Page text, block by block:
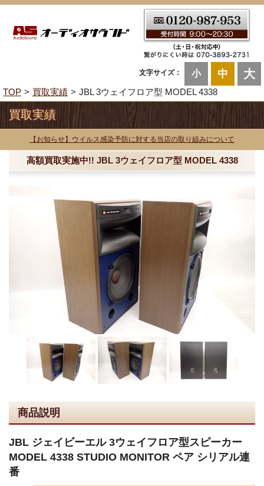
文字サイズ： 小 中 大
TOP 買取実績 JBL 3ウェイフロア型 MODEL 4338
買取実績
【お知らせ】ウイルス感染予防に対する当店の取り組みについて
高額買取実施中!! JBL 3ウェイフロア型 MODEL 4338
商品説明
JBL ジェイビーエル 3ウェイフロア型スピーカー
MODEL 4338 STUDIO MONITOR ペア シリアル連
番